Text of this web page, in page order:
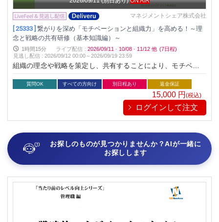
マネジメントシェア株式会社
[ 25333 ] 繋がりを深め「モチベーションと組織力」を高める！～理
念と戦略の共有研修（基本知識編）～
1時間15分 ライブ配信 : 2026/09/11 · 10/08 · 11/12 他 (7日程)
見逃し配信 :2026/09/12 00:00～2026/09/19 23:59
組織の理念や戦略を策定し、共有することにより、モチベーシ
ョン（仕事の意義の理解・エンゲージメント）や、組織力（一
体感・チームワーク）を高めるための技法を習得します。
質問OK すべての方向け 別日程あり 返金保証
15,000 円(税込)
ログインして注文
お探しのものが見つかりませんか？AIが一緒に
お探しします